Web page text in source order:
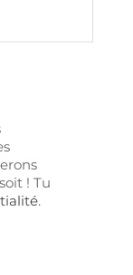
! Tu
.